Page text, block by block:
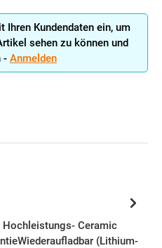
Kundendaten ein, um
sehen zu können und
- Anmelden
Ceramic
(Lithium-